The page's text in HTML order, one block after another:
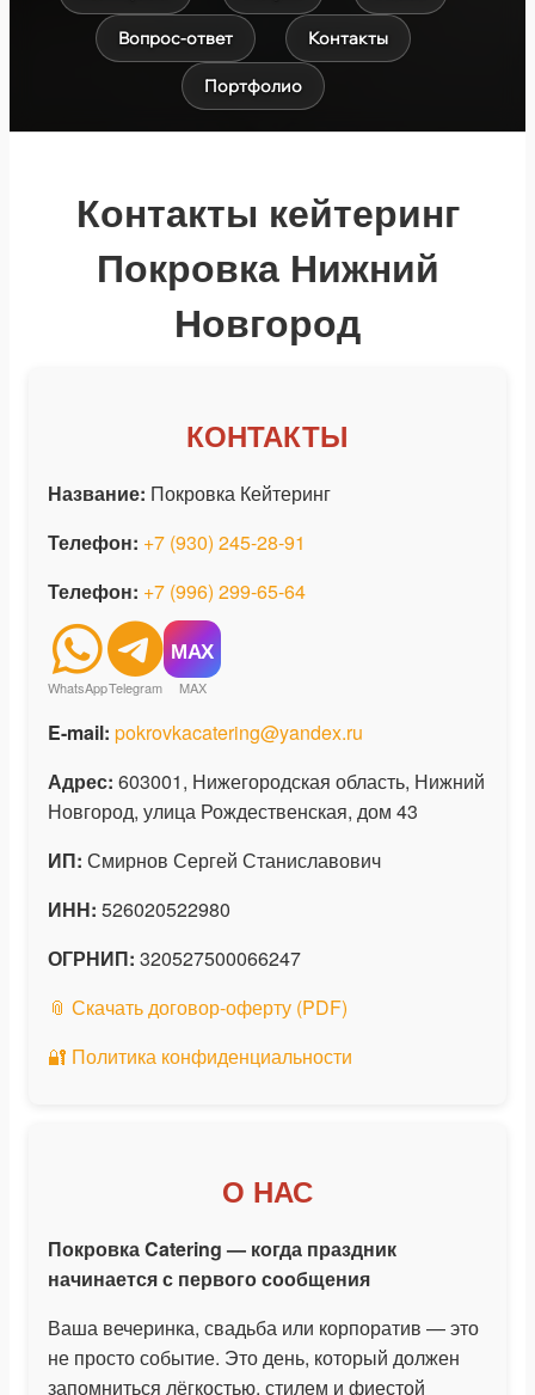
Вопрос-ответ Контакты
Портфолио
Контакты кейтеринг
Покровка Нижний
Новгород
КОНТАКТЫ
Название: Покровка Кейтеринг
Телефон: +7 (930) 245-28-91
Телефон: +7 (996) 299-65-64
Написать в Telegram
WhatsApp
Написать в Telegram
Telegram
Написать в MAX Messenger
MAX
E-mail: pokrovkacatering@yandex.ru
Адрес: 603001, Нижегородская область, Нижний
Новгород, улица Рождественская, дом 43
ИП: Смирнов Сергей Станиславович
ИНН: 526020522980
ОГРНИП: 320527500066247
📎 Скачать договор-оферту (PDF)
🔐 Политика конфиденциальности
О НАС
Покровка Catering — когда праздник
начинается с первого сообщения
Ваша вечеринка, свадьба или корпоратив — это
не просто событие. Это день, который должен
запомниться лёгкостью, стилем и фиестой